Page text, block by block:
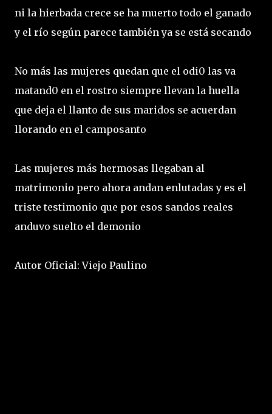
ni la hierbada crece se ha muerto todo el ganado
y el río según parece también ya se está secando
No más las mujeres quedan que el odi0 las va
matand0 en el rostro siempre llevan la huella
que deja el llanto de sus maridos se acuerdan
llorando en el camposanto
Las mujeres más hermosas llegaban al
matrimonio pero ahora andan enlutadas y es el
triste testimonio que por esos sandos reales
anduvo suelto el demonio
Autor Oficial: Viejo Paulino